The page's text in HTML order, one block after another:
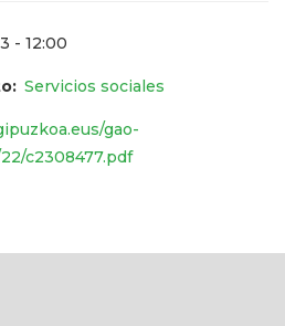
- 12:00
Servicios sociales
gao-
c2308477.pdf